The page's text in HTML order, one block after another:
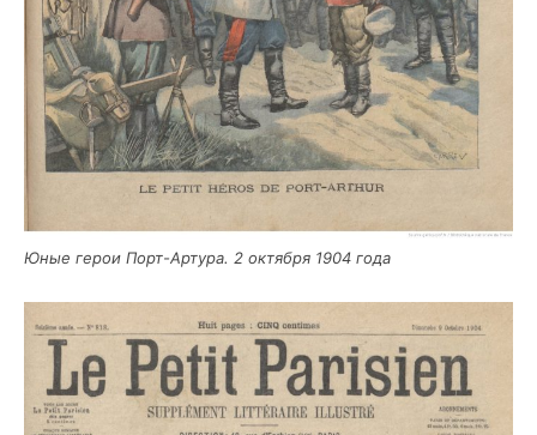
Юные герои Порт-Арту­ра. 2 октяб­ря 1904 года